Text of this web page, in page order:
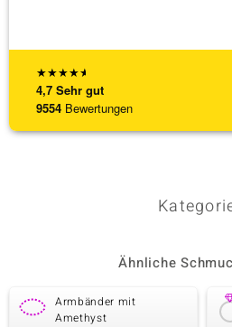
★★★★★
4,7 Sehr gut
9554 Bewertungen
Ähnliche
Armbänder mit
Amethyst